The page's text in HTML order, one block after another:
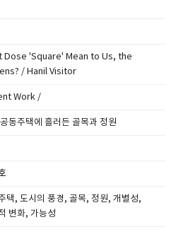
로그인
로그인
Dose 'Square' Mean to Us, the
/ Hanil Visitor
Work /
동주택에 흘러든 골목과 정원
택, 도시의 풍경, 골목, 정원, 개별성,
변화, 가능성